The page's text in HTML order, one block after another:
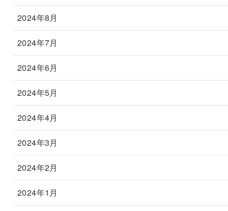
2024年8月
2024年7月
2024年6月
2024年5月
2024年4月
2024年3月
2024年2月
2024年1月